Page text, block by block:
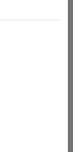
Manager